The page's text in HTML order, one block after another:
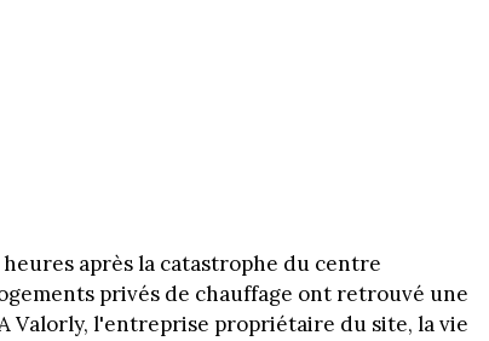
après la catastrophe du centre
privés de chauffage ont retrouvé une
Valorly, l'entreprise propriétaire du site, la vie